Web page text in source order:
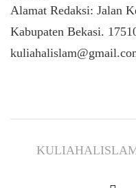
Alamat Redaksi: Jalan
Kabupaten Bekasi.